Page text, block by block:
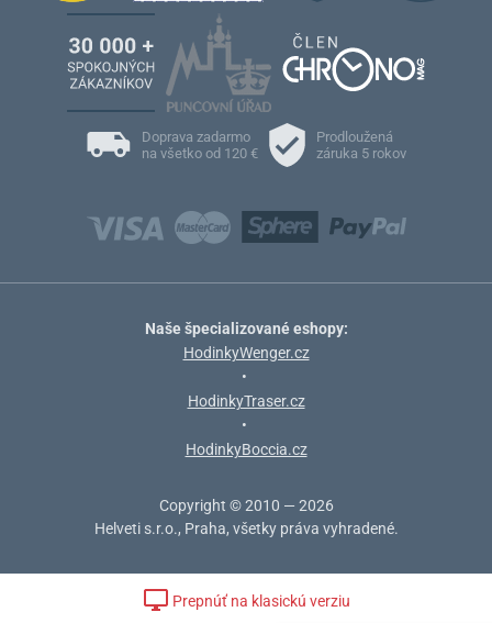
Doprava zadarmo
na všetko od 120 €
Prodloužená
záruka 5 rokov
Naše špecializované eshopy:
HodinkyWenger.cz
•
HodinkyTraser.cz
•
HodinkyBoccia.cz
Copyright © 2010 — 2026
Helveti s.r.o., Praha, všetky práva vyhradené.
Prepnúť na klasickú verziu